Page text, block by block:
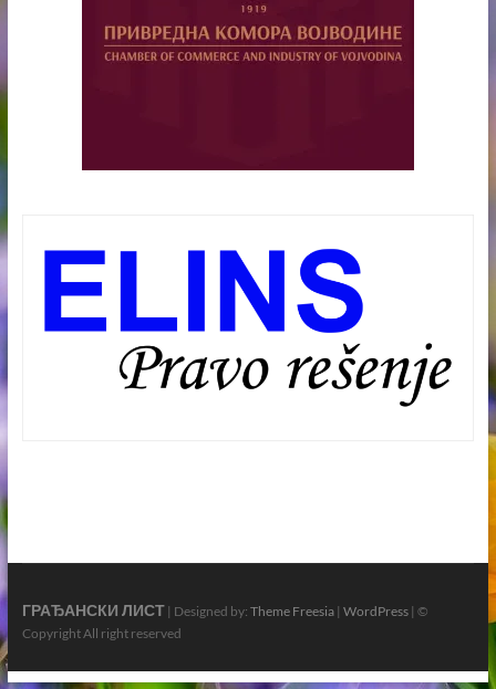
ГРАЂАНСКИ ЛИСТ| Designed by: Theme Freesia| WordPress| ©
Copyright All right reserved